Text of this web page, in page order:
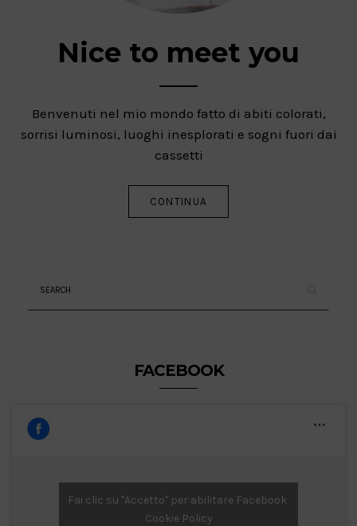
Nice to meet you
Benvenuti nel mio mondo fatto di abiti colorati,
sorrisi luminosi, luoghi inesplorati e sogni fuori dai
cassetti
CONTINUA
FACEBOOK
Fai clic su "Accetto" per abilitare Facebook
Cookie Policy